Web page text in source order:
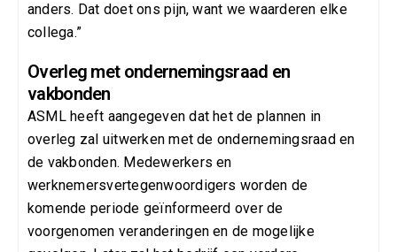
anders. Dat doet ons pijn, want we waarderen elke
collega.”
Overleg met ondernemingsraad en
vakbonden
ASML heeft aangegeven dat het de plannen in
overleg zal uitwerken met de ondernemingsraad en
de vakbonden. Medewerkers en
werknemersvertegenwoordigers worden de
komende periode geïnformeerd over de
voorgenomen veranderingen en de mogelijke